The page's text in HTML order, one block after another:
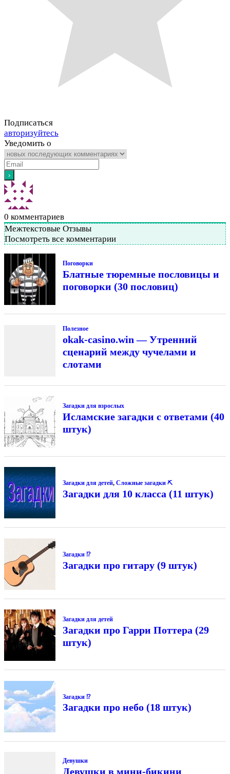
Подписаться
авторизуйтесь
Уведомить о
0 комментариев
Межтекстовые Отзывы
Посмотреть все комментарии
Поговорки
Блатные тюремные пословицы и
поговорки (30 пословиц)
Полезное
okak-casino.win — Утренний
сценарий между чучелами и
слотами
Загадки для взрослых
Исламские загадки с ответами (40
штук)
Загадки для детей, Сложные загадки ⛏
Загадки для 10 класса (11 штук)
Загадки ⁉
Загадки про гитару (9 штук)
Загадки для детей
Загадки про Гарри Поттера (29
штук)
Загадки ⁉
Загадки про небо (18 штук)
Девушки
Девушки в мини-бикини